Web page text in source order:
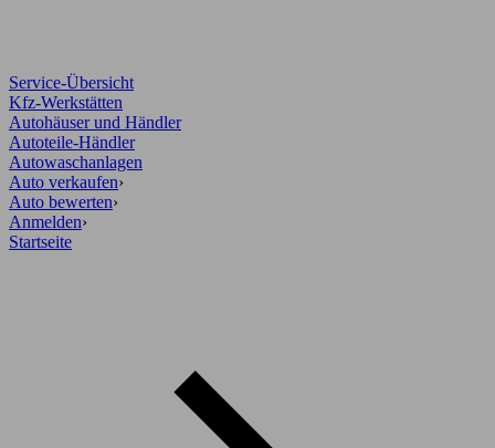
Service-Übersicht
Kfz-Werkstätten
Autohäuser und Händler
Autoteile-Händler
Autowaschanlagen
Auto verkaufen›
Auto bewerten›
Anmelden›
Startseite